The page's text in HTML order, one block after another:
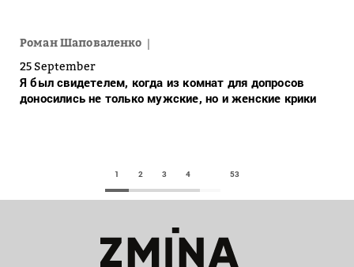
Роман Шаповаленко
25 September
Я был свидетелем, когда из комнат для допросов
доносились не только мужские, но и женские крики
1 2 3 4 53